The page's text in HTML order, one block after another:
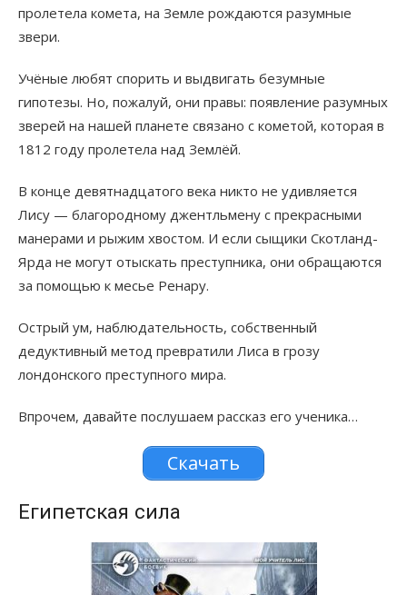
пролетела комета, на Земле рождаются разумные
звери.
Учёные любят спорить и выдвигать безумные
гипотезы. Но, пожалуй, они правы: появление разумных
зверей на нашей планете связано с кометой, которая в
1812 году пролетела над Землёй.
В конце девятнадцатого века никто не удивляется
Лису — благородному джентльмену с прекрасными
манерами и рыжим хвостом. И если сыщики Скотланд-
Ярда не могут отыскать преступника, они обращаются
за помощью к месье Ренару.
Острый ум, наблюдательность, собственный
дедуктивный метод превратили Лиса в грозу
лондонского преступного мира.
Впрочем, давайте послушаем рассказ его ученика…
Скачать
Египетская сила